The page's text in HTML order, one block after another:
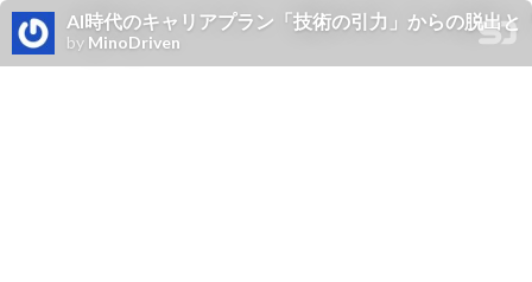
AI時代のキャリアプラン「技術の引力」からの脱出
by MinoDriven